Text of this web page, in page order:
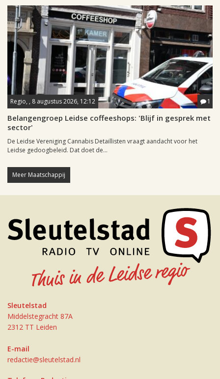
Regio, , 8 augustus 2026, 12:12 1
Belangengroep Leidse coffeeshops: 'Blijf in gesprek met
sector'
De Leidse Vereniging Cannabis Detaillisten vraagt aandacht voor het
Leidse gedoogbeleid. Dat doet de...
Meer Maatschappij
Sleutelstad
Middelstegracht 87A
2312 TT Leiden
E-mail
redactie@sleutelstad.nl